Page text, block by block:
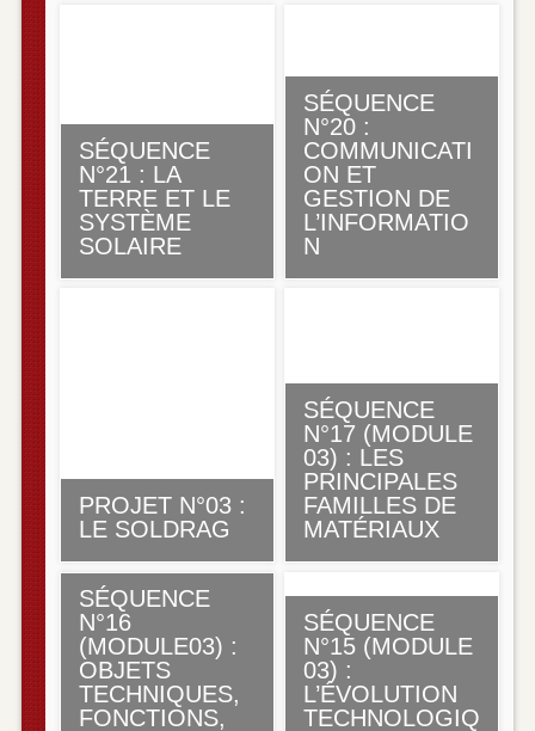
SÉQUENCE
N°21 : LA
TERRE ET LE
SYSTÈME
SOLAIRE
SÉQUENCE
N°20 :
COMMUNICATI
ON ET
GESTION DE
L’INFORMATIO
N
PROJET N°03 :
LE SOLDRAG
SÉQUENCE
N°17 (MODULE
03) : LES
PRINCIPALES
FAMILLES DE
MATÉRIAUX
SÉQUENCE
N°16
(MODULE03) :
OBJETS
TECHNIQUES,
FONCTIONS,
SÉQUENCE
N°15 (MODULE
03) :
L’ÉVOLUTION
TECHNOLOGIQ